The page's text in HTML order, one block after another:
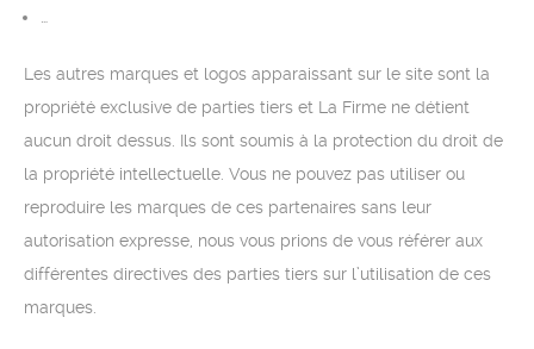
Les autres marques et logos apparaissant sur le site sont la
propriété exclusive de parties tiers et La Firme ne détient
aucun droit dessus. Ils sont soumis à la protection du droit de
la propriété intellectuelle. Vous ne pouvez pas utiliser ou
reproduire les marques de ces partenaires sans leur
autorisation expresse, nous vous prions de vous référer aux
différentes directives des parties tiers sur l’utilisation de ces
marques.